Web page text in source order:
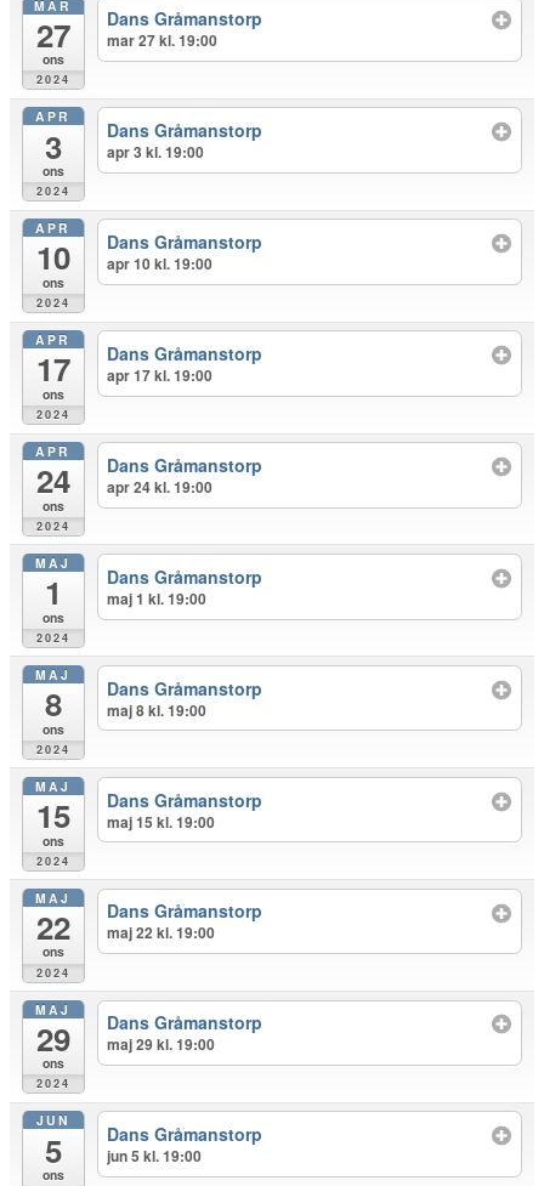
MAR
27
ons
2024
Dans Gråmanstorp
mar 27 kl. 19:00
APR
3
ons
2024
Dans Gråmanstorp
apr 3 kl. 19:00
APR
10
ons
2024
Dans Gråmanstorp
apr 10 kl. 19:00
APR
17
ons
2024
Dans Gråmanstorp
apr 17 kl. 19:00
APR
24
ons
2024
Dans Gråmanstorp
apr 24 kl. 19:00
MAJ
1
ons
2024
Dans Gråmanstorp
maj 1 kl. 19:00
MAJ
8
ons
2024
Dans Gråmanstorp
maj 8 kl. 19:00
MAJ
15
ons
2024
Dans Gråmanstorp
maj 15 kl. 19:00
MAJ
22
ons
2024
Dans Gråmanstorp
maj 22 kl. 19:00
MAJ
29
ons
2024
Dans Gråmanstorp
maj 29 kl. 19:00
JUN
5
ons
Dans Gråmanstorp
jun 5 kl. 19:00